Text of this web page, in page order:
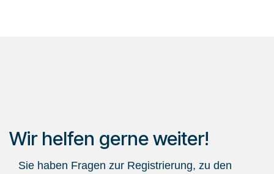
Wir helfen gerne weiter!
Sie haben Fragen zur Registrierung, zu den